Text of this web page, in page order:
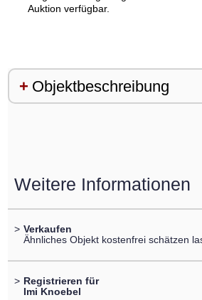
Auktion verfügbar.
Objektbeschreibung
Weitere Informationen
> Verkaufen
Ähnliches Objekt kostenfrei schätzen
> Registrieren für
Imi Knoebel